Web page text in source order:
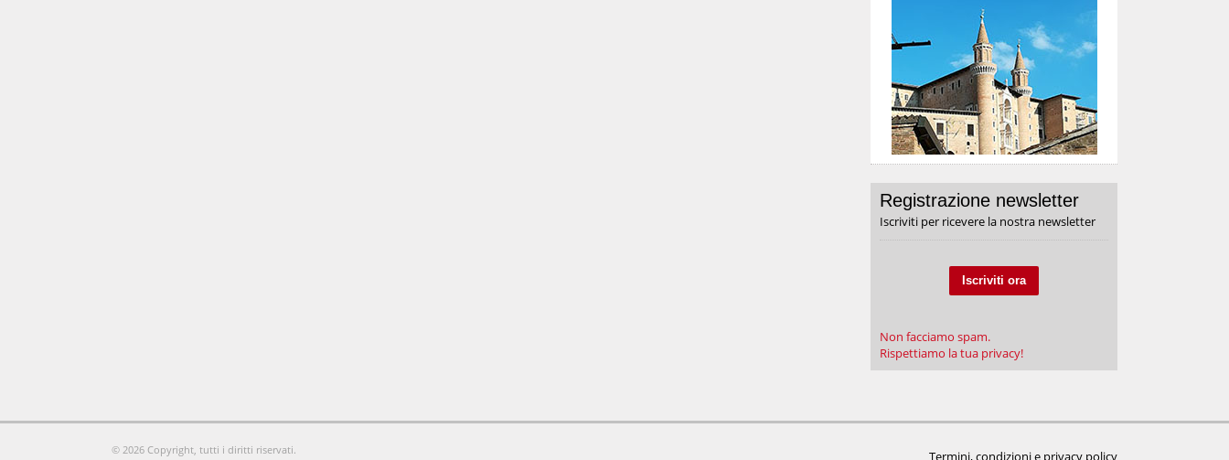
Registrazione newsletter
Iscriviti per ricevere la nostra newsletter
Iscriviti ora
Non facciamo spam.
Rispettiamo la tua privacy!
Termini, condizioni e privacy policy
© 2026 Copyright, tutti i diritti riservati.